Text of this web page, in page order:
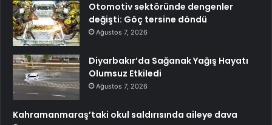
Otomotiv sektöründe dengenler
değişti: Göç tersine döndü
Ağustos 7, 2026
Diyarbakır’da Sağanak Yağış Hayatı
Olumsuz Etkiledi
Ağustos 7, 2026
Kahramanmaraş’taki okul saldırısında aileye dava